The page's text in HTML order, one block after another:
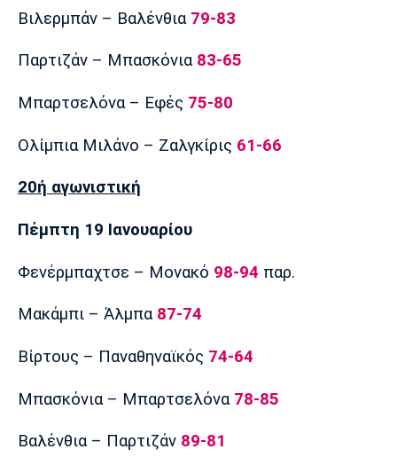
Βιλερμπάν – Βαλένθια 79-83
Παρτιζάν – Μπασκόνια 83-65
Μπαρτσελόνα – Εφές 75-80
Ολίμπια Μιλάνο – Ζαλγκίρις 61-66
20ή αγωνιστική
Πέμπτη 19 Ιανουαρίου
Φενέρμπαχτσε – Μονακό 98-94 παρ.
Μακάμπι – Άλμπα 87-74
Βίρτους – Παναθηναϊκός 74-64
Μπασκόνια – Μπαρτσελόνα 78-85
Βαλένθια – Παρτιζάν 89-81